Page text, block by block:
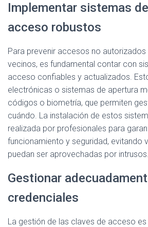
Implementar sistemas
acceso robustos
Para prevenir accesos no
vecinos, es fundamental contar con
acceso confiables y actualizados.
electrónicas o sistemas de apertura
códigos o biometría, que permiten
cuándo. La instalación de estos
realizada por profesionales para
funcionamiento y seguridad, evitando
puedan ser aprovechadas por intrusos.
Gestionar
credenciales
La gestión de las claves de acceso